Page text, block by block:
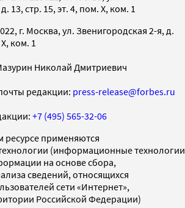
13, стр. 15, эт. 4, пом. X, ком. 1
г. Москва, ул. Звенигородская 2-я, д.
ком. 1
Николай Дмитриевич
редакции: press-release@forbes.ru
+7 (495) 565-32-06
применяются
(информационные технологии
на основе сбора,
сведений, относящихся
сети «Интернет»,
Российской Федерации)